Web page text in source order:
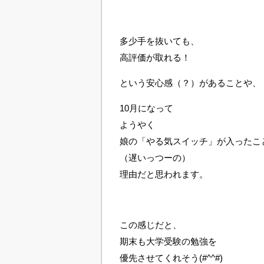
多少手を抜いても、
高評価が取れる！
という安心感（？）があることや、
10月になって
ようやく
娘の「やる気スイッチ」が入ったこ
（遅いっつーの）
理由だと思われます。
この感じだと、
期末も大学受験の勉強を
優先させてくれそう(#^^#)